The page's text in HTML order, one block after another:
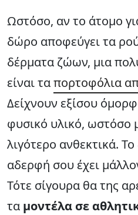
Ωστόσο, αν το άτομο
δώρο αποφεύγει τα
δέρματα ζώων, μια
είναι ταπορτοφόλια
Δείχνουν εξίσου
φυσικό υλικό, ωστόσο
λιγότερο ανθεκτικά.
αδερφή σου έχει
Τότε σίγουρα θα της
τα μοντέλα σε